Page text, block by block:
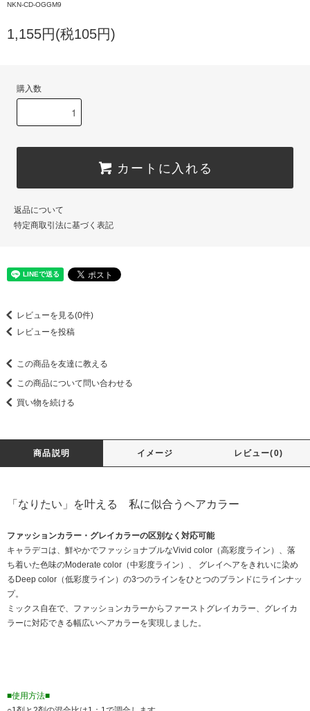
NKN-CD-OGGM9
1,155円(税105円)
購入数
カートに入れる
返品について
特定商取引法に基づく表記
レビューを見る(0件)
レビューを投稿
この商品を友達に教える
この商品について問い合わせる
買い物を続ける
商品説明 イメージ レビュー(0)
「なりたい」を叶える 私に似合うヘアカラー
ファッションカラー・グレイカラーの区別なく対応可能
キャラデコは、鮮やかでファッショナブルなVivid color（高彩度ライン）、落
ち着いた色味のModerate color（中彩度ライン）、 グレイヘアをきれいに染め
るDeep color（低彩度ライン）の3つのラインをひとつのブランドにラインナッ
プ。
ミックス自在で、ファッションカラーからファーストグレイカラー、グレイカ
ラーに対応できる幅広いヘアカラーを実現しました。
■使用方法■